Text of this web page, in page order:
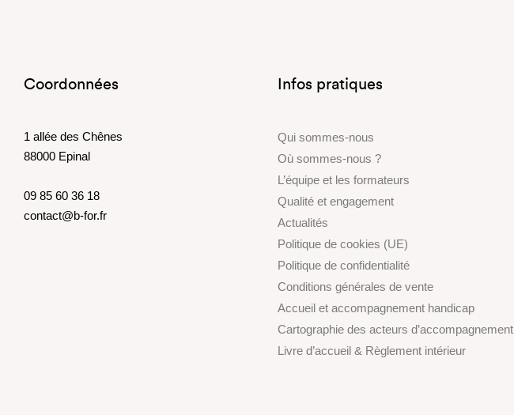
Coordonnées
1 allée des Chênes
88000 Epinal
09 85 60 36 18
contact@b-for.fr
Infos pratiques
Qui sommes-nous
Où sommes-nous ?
L’équipe et les formateurs
Qualité et engagement
Actualités
Politique de cookies (UE)
Politique de confidentialité
Conditions générales de vente
Accueil et accompagnement handicap
Cartographie des acteurs d’accompagnement
Livre d’accueil & Règlement intérieur